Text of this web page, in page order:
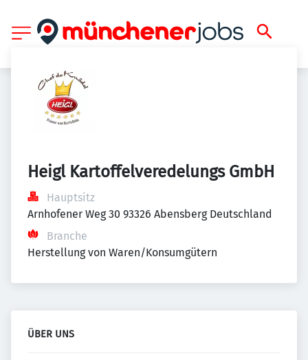
Heigl Kartoffelveredelungs GmbH
Hauptsitz
Arnhofener Weg 30 93326 Abensberg Deutschland
Branche
Herstellung von Waren/Konsumgütern
ÜBER UNS